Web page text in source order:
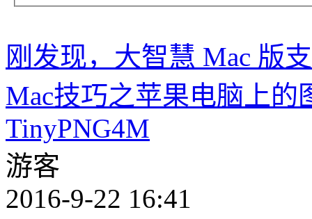
刚发现，大智慧 Mac 版
Mac技巧之苹果电脑上的
TinyPNG4M
游客
2016-9-22 16:41